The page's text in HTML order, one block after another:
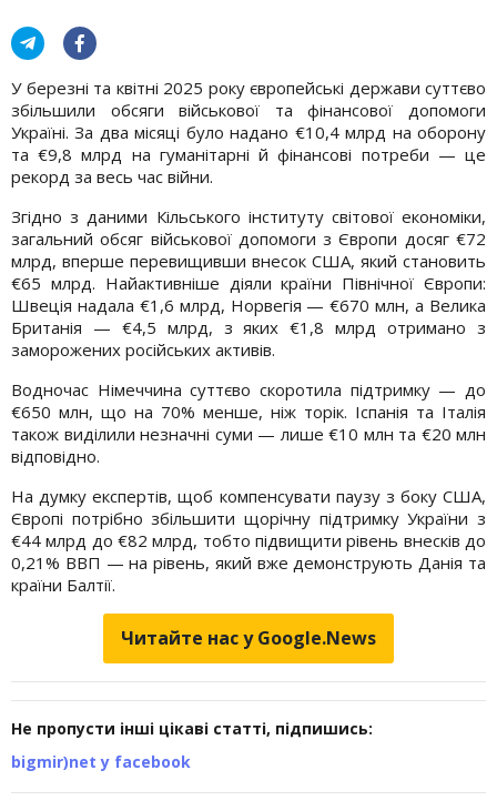
У березні та квітні 2025 року європейські держави суттєво
збільшили обсяги військової та фінансової допомоги
Україні. За два місяці було надано €10,4 млрд на оборону
та €9,8 млрд на гуманітарні й фінансові потреби — це
рекорд за весь час війни.
Згідно з даними Кільського інституту світової економіки,
загальний обсяг військової допомоги з Європи досяг €72
млрд, вперше перевищивши внесок США, який становить
€65 млрд. Найактивніше діяли країни Північної Європи:
Швеція надала €1,6 млрд, Норвегія — €670 млн, а Велика
Британія — €4,5 млрд, з яких €1,8 млрд отримано з
заморожених російських активів.
Водночас Німеччина суттєво скоротила підтримку — до
€650 млн, що на 70% менше, ніж торік. Іспанія та Італія
також виділили незначні суми — лише €10 млн та €20 млн
відповідно.
На думку експертів, щоб компенсувати паузу з боку США,
Європі потрібно збільшити щорічну підтримку України з
€44 млрд до €82 млрд, тобто підвищити рівень внесків до
0,21% ВВП — на рівень, який вже демонструють Данія та
країни Балтії.
Читайте нас у Google.News
Не пропусти інші цікаві статті, підпишись:
bigmir)net у facebook